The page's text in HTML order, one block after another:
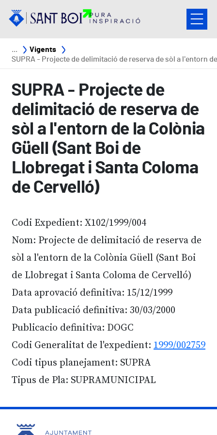
Fil d'ariadna
Vigents
SUPRA - Projecte de delimitació de reserva de sòl a l'entorn de la Colònia Güell (Sant Boi de Llobregat i Santa Coloma de
SUPRA - Projecte de
delimitació de reserva de
sòl a l'entorn de la Colònia
Güell (Sant Boi de
Llobregat i Santa Coloma
de Cervelló)
Codi Expedient: X102/1999/004
Nom: Projecte de delimitació de reserva de
sòl a l'entorn de la Colònia Güell (Sant Boi
de Llobregat i Santa Coloma de Cervelló)
Data aprovació definitiva: 15/12/1999
Data publicació definitiva: 30/03/2000
Publicacio definitiva: DOGC
Codi Generalitat de l'expedient: 1999/002759
Codi tipus planejament: SUPRA
Tipus de Pla: SUPRAMUNICIPAL